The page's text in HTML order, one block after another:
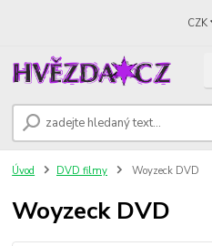
CZK
Úvod DVD filmy Woyzeck DVD
Woyzeck DVD